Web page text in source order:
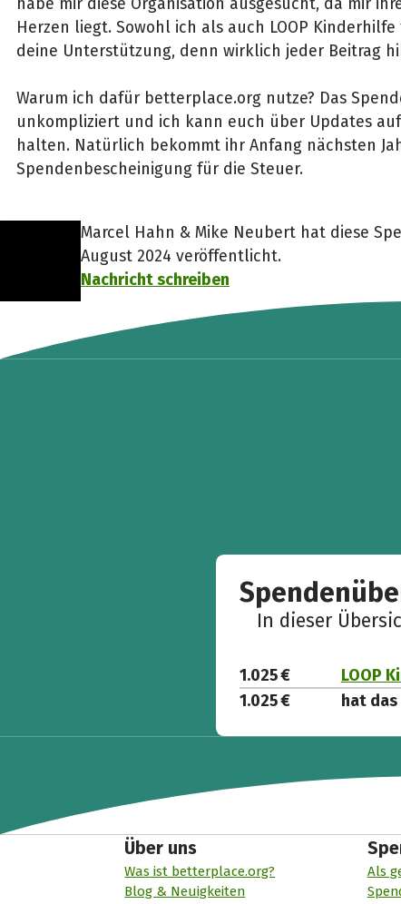
Herzen liegt. Sowohl ich als auch LOOP
deine Unterstützung, denn wirklich jeder Beitrag
Warum ich dafür betterplace.org nutze? Das
unkompliziert und ich kann euch über Updates
halten. Natürlich bekommt ihr Anfang nächsten
Spendenbescheinigung für die Steuer.
Marcel Hahn & Mike Neubert hat diese
August 2024 veröffentlicht.
Nachricht schreiben
In dieser
1.025 €
LOOP
1.025 €
hat
Über uns
Was ist betterplace.org?
Blog & Neuigkeiten
Als